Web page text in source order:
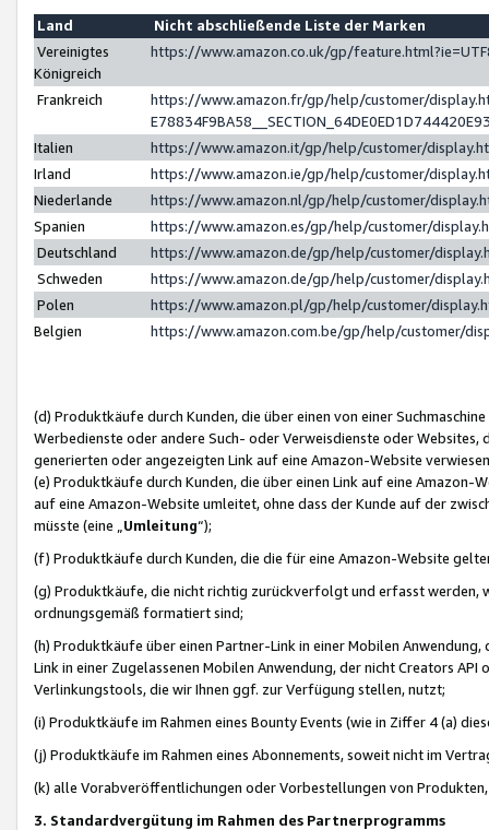
Land
Nicht abschließende Liste der Marken
Vereinigtes
Königreich
https://www.amazon.co.uk/gp/
Frankreich
https://www.amazon.fr/gp/help/customer/
Italien
https://www.amazon.it/gp/help/customer/
Irland
https://www.amazon.ie/gp/help/customer/
Niederlande
https://www.amazon.nl/gp/help/customer/
Spanien
https://www.amazon.es/gp/help/customer/
Deutschland
https://www.amazon.de/gp/help/customer/
Schweden
https://www.amazon.de/gp/help/customer/
Polen
https://www.amazon.pl/gp/help/customer/
Belgien
https://www.amazon.com.be/gp/help/customer/
(d) Produktkäufe durch Kunden, die über einen von einer
Werbedienste oder andere Such- oder Verweisdienste oder Websites,
generierten oder angezeigten Link auf eine Amazon-Website
(e) Produktkäufe durch Kunden, die über einen Link auf eine
auf eine Amazon-Website umleitet, ohne dass der Kunde auf der
müsste (eine „ Umleitung“);
(f) Produktkäufe durch Kunden, die die für eine Amazon-Website
(g) Produktkäufe, die nicht richtig zurückverfolgt und erfasst werden,
ordnungsgemäß formatiert sind;
(h) Produktkäufe über einen Partner-Link in einer Mobilen
Link in einer Zugelassenen Mobilen Anwendung, der nicht Creators
Verlinkungstools, die wir Ihnen ggf. zur Verfügung stellen, nutzt;
(i) Produktkäufe im Rahmen eines Bounty Events (wie in Ziffer 4 (a)
(j) Produktkäufe im Rahmen eines Abonnements, soweit nicht im
(k) alle Vorabveröffentlichungen oder Vorbestellungen von
3. Standardvergütung im Rahmen des Partnerprogramms